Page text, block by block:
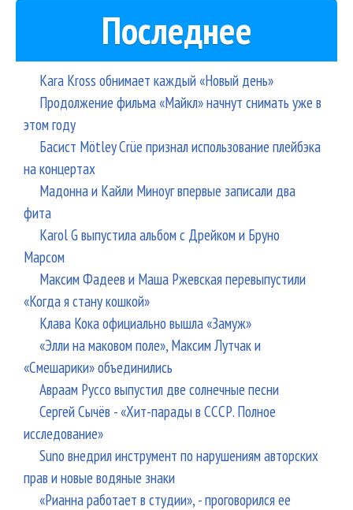
Последнее
Kara Kross обнимает каждый «Новый день»
Продолжение фильма «Майкл» начнут снимать уже в
этом году
Басист Mötley Crüe признал использование плейбэка
на концертах
Мадонна и Кайли Миноуг впервые записали два
фита
Karol G выпустила альбом с Дрейком и Бруно
Марсом
Максим Фадеев и Маша Ржевская перевыпустили
«Когда я стану кошкой»
Клава Кока официально вышла «Замуж»
«Элли на маковом поле», Максим Лутчак и
«Смешарики» объединились
Авраам Руссо выпустил две солнечные песни
Сергей Сычёв - «Хит-парады в СССР. Полное
исследование»
Suno внедрил инструмент по нарушениям авторских
прав и новые водяные знаки
«Рианна работает в студии», - проговорился ее